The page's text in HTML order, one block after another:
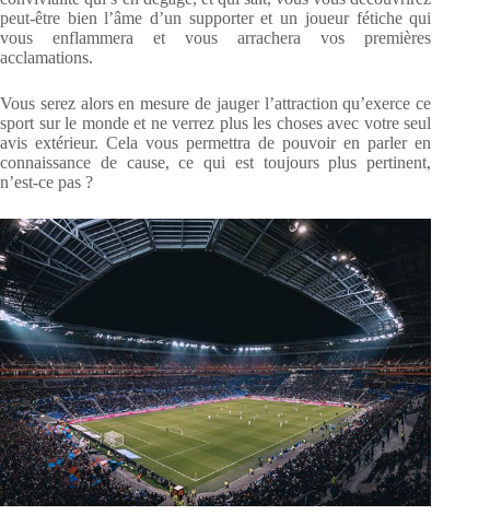
peut-être bien l’âme d’un supporter et un joueur fétiche qui
vous enflammera et vous arrachera vos premières
acclamations.
Vous serez alors en mesure de jauger l’attraction qu’exerce ce
sport sur le monde et ne verrez plus les choses avec votre seul
avis extérieur. Cela vous permettra de pouvoir en parler en
connaissance de cause, ce qui est toujours plus pertinent,
n’est-ce pas ?